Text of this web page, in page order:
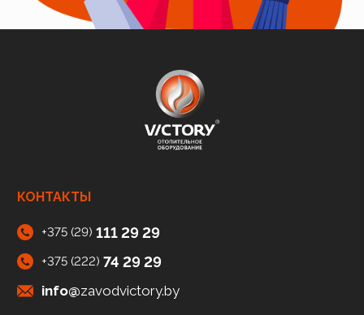
КОНТАКТЫ
+375 (29) 111 29 29
+375 (222) 74 29 29
info@zavodvictory.by